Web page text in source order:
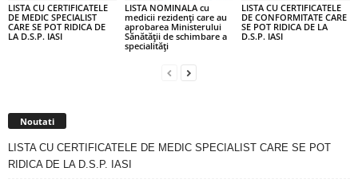
LISTA CU CERTIFICATELE
DE MEDIC SPECIALIST
CARE SE POT RIDICA DE
LA D.S.P. IASI
LISTA NOMINALA cu
medicii rezidenţi care au
aprobarea Ministerului
Sănătăţii de schimbare a
specialităţi
LISTA CU CERTIFICATELE
DE CONFORMITATE CARE
SE POT RIDICA DE LA
D.S.P. IASI
Noutati
LISTA CU CERTIFICATELE DE MEDIC SPECIALIST CARE SE POT
RIDICA DE LA D.S.P. IASI